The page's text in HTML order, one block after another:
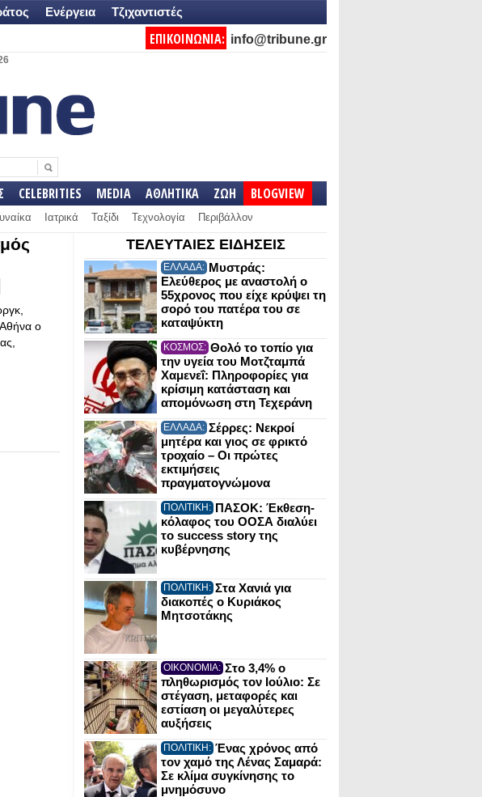
Ενέργεια Τζιχαντιστές
ΕΠΙΚΟΙΝΩΝΙΑ: info@tribune.gr
CELEBRITIES MEDIA ΑΘΛΗΤΙΚΑ ΖΩΗ BLOGVIEW
Ιατρικά Ταξίδι Τεχνολογία Περιβάλλον
ο
ΤΕΛΕΥΤΑΙΕΣ ΕΙΔΗΣΕΙΣ
ΕΛΛΑΔΑ: Μυστράς:
Ελεύθερος με αναστολή ο
55χρονος που είχε κρύψει τη
σορό του πατέρα του σε
καταψύκτη
ΚΟΣΜΟΣ: Θολό το τοπίο για
την υγεία του Μοτζταμπά
Χαμενεΐ: Πληροφορίες για
κρίσιμη κατάσταση και
απομόνωση στη Τεχεράνη
ΕΛΛΑΔΑ: Σέρρες: Νεκροί
μητέρα και γιος σε φρικτό
τροχαίο – Οι πρώτες
εκτιμήσεις
πραγματογνώμονα
ΠΟΛΙΤΙΚΗ: ΠΑΣΟΚ: Έκθεση-
κόλαφος του ΟΟΣΑ διαλύει
το success story της
κυβέρνησης
ΠΟΛΙΤΙΚΗ: Στα Χανιά για
διακοπές ο Κυριάκος
Μητσοτάκης
ΟΙΚΟΝΟΜΙΑ: Στο 3,4% ο
πληθωρισμός τον Ιούλιο: Σε
στέγαση, μεταφορές και
εστίαση οι μεγαλύτερες
αυξήσεις
ΠΟΛΙΤΙΚΗ: Ένας χρόνος από
τον χαμό της Λένας Σαμαρά:
Σε κλίμα συγκίνησης το
μνημόσυνο